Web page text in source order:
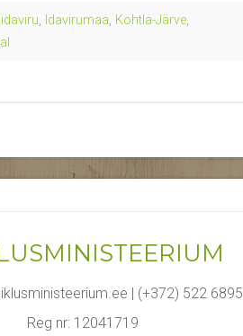
idaviru, Idavirumaa, Kohtla-Järve,
| (+372) 522 6895
Reg nr: 12041719